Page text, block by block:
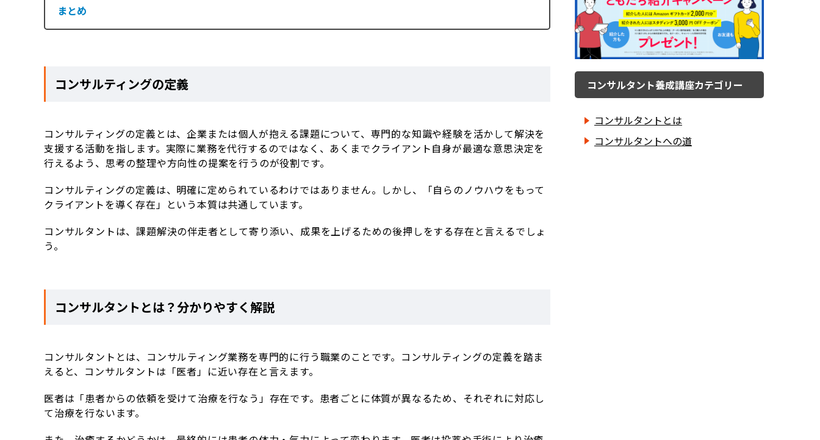
まとめ
コンサルティングの定義
コンサルティングの定義とは、企業または個人が抱える課題について、専門的な知識や経験を活かして解決を
支援する活動を指します。実際に業務を代行するのではなく、あくまでクライアント自身が最適な意思決定を
行えるよう、思考の整理や方向性の提案を行うのが役割です。
コンサルティングの定義は、明確に定められているわけではありません。しかし、「自らのノウハウをもって
クライアントを導く存在」という本質は共通しています。
コンサルタントは、課題解決の伴走者として寄り添い、成果を上げるための後押しをする存在と言えるでしょ
う。
コンサルタントとは？分かりやすく解説
コンサルタントとは、コンサルティング業務を専門的に行う職業のことです。コンサルティングの定義を踏ま
えると、コンサルタントは「医者」に近い存在と言えます。
医者は「患者からの依頼を受けて治療を行なう」存在です。患者ごとに体質が異なるため、それぞれに対応し
て治療を行ないます。
コンサルタント養成講座カテゴリー
コンサルタントとは
コンサルタントへの道